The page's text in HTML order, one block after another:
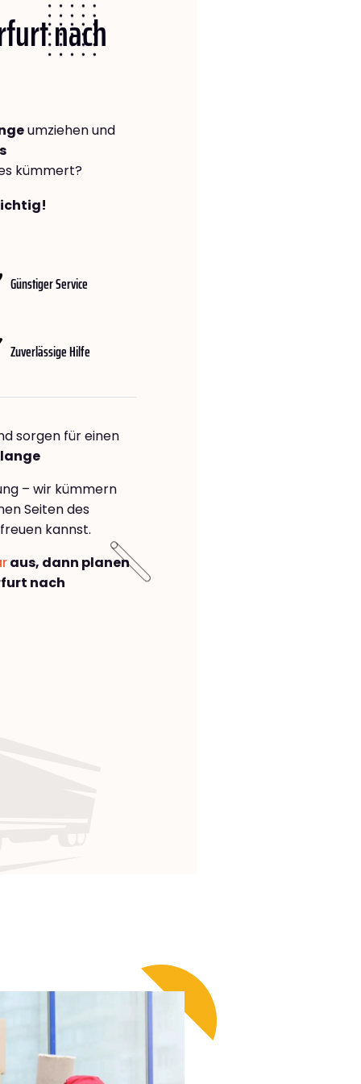
nach
umziehen und
kümmert?
Günstiger Service
Zuverlässige Hilfe
sorgen für einen
– wir kümmern
Seiten des
kannst.
aus, dann planen
nach